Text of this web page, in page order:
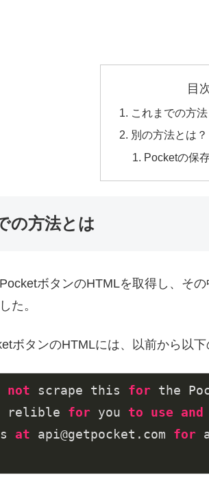
目
これまでの方
別の方法とは？
Pocketの保
の方法とは
ボタンのHTMLを取得し、そ
た。
ボタンのHTMLには、以前から以
not scrape this for the
relible for you to use and
at api@getpocket.com for